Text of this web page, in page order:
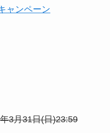
ャンペーン
3月31日(日)23:59